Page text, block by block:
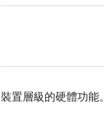
裝置層級的硬體功能。